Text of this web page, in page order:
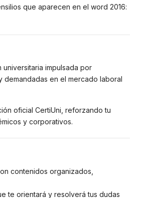
que aparecen en el word 2016:
impulsada por
demandadas en el mercado laboral
oficial CertiUni, reforzando tu
y corporativos.
contenidos organizados,
te orientará y resolverá tus dudas